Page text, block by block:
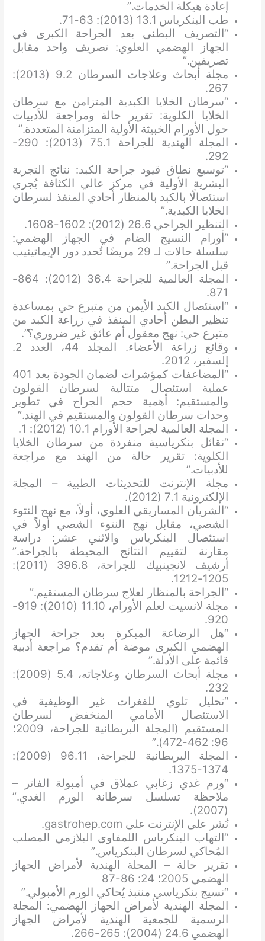
إعادة هيكلة الخدمات.”
طب البنكرياس 13.1 (2013): 63-71.
“التصريف البطني بعد الجراحة الكبرى في
الجهاز الهضمي العلوي: تصريف واحد مقابل
تصريفين.”
مجلة أبحاث وعلاجات السرطان 9.2 (2013):
267.
“سرطان الخلايا الكبدية المتزامن مع سرطان
الخلايا الكلوية: تقرير حالة ومراجعة للأدبيات
حول الأورام الخبيثة الأولية المتزامنة المتعددة.”
المجلة الهندية للجراحة 75.1 (2013): 290-
292.
“توسيع نطاق قيود جراحة الكبد: نتائج التجربة
البشرية الأولية في مركز عالي الكثافة يُجري
استئصالًا بالكبد بالمنظار أحادي المنفذ لسرطان
الخلايا الكبدية.”
التنظير الجراحي 26.6 (2012): 1602-1608.
“أورام النسيج الضام في الجهاز الهضمي:
سلسلة حالات لـ 29 مريضًا تُحدد دور الإيماتينيب
قبل الجراحة.”
المجلة العالمية للجراحة 36.4 (2012): 864-
871.
“استئصال الكبد الأيمن من متبرع حي بمساعدة
تنظير البطن أحادي المنفذ في زراعة الكبد من
متبرع حي: نهج معقول أم عائق غير ضروري؟”.
وقائع زراعة الأعضاء. المجلد 44، العدد 2.
إلسفير، 2012.
“المضاعفات كمؤشرات لضمان الجودة بعد 401
عملية استئصال متتالية لسرطان القولون
والمستقيم: أهمية حجم الجراح في تطوير
وحدات سرطان القولون والمستقيم في الهند.”
المجلة العالمية لجراحة الأورام 10.1 (2012): 1.
“نقائل بنكرياسية منفردة من سرطان الخلايا
الكلوية: تقرير حالة من الهند مع مراجعة
للأدبيات.”
مجلة الإنترنت للتحديثات الطبية – المجلة
الإلكترونية 7.1 (2012).
“الشريان المساريقي العلوي، أولاً، مع نهج النتوء
الشصي، مقابل نهج النتوء الشصي أولاً في
استئصال البنكرياس والاثني عشر: دراسة
مقارنة لتقييم النتائج المحيطة بالجراحة.”
أرشيف لانجينبيك للجراحة، 396.8 (2011):
1205-1212.
“الجراحة بالمنظار لعلاج سرطان المستقيم.”
مجلة لانسيت لعلم الأورام، 11.10 (2010): 919-
920.
“هل الرضاعة المبكرة بعد جراحة الجهاز
الهضمي الكبرى موضة أم تقدم؟ مراجعة أدبية
قائمة على الأدلة.”
مجلة أبحاث السرطان وعلاجاته، 5.4 (2009):
232.
“تحليل تلوي للفغرات غير الوظيفية في
الاستئصال الأمامي المنخفض لسرطان
المستقيم (المجلة البريطانية للجراحة، 2009؛
96: 462-472).”
المجلة البريطانية للجراحة، 96.11 (2009):
1374-1375.
“ورم غدي زغابي عملاق في أمبولة الفاتر –
ملاحظة تسلسل سرطانة الورم الغدي.”
(2007).
نُشر على الإنترنت على gastrohep.com.
“التهاب البنكرياس اللمفاوي البلازمي المصلب
المُحاكي لسرطان البنكرياس.”
تقرير حالة – المجلة الهندية لأمراض الجهاز
الهضمي 2005؛ 24: 86-87
“نسيج بنكرياسي منتبذ يُحاكي الورم الأمبولي.”
المجلة الهندية لأمراض الجهاز الهضمي: المجلة
الرسمية للجمعية الهندية لأمراض الجهاز
الهضمي 24.6 (2004): 265-266.